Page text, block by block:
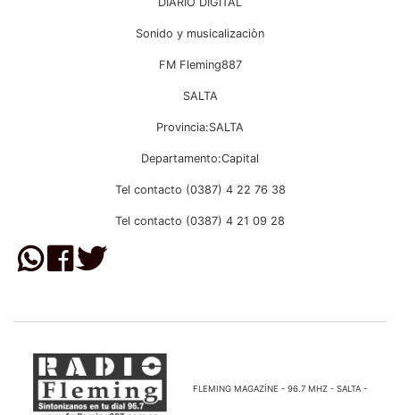
Sonido y musicalizaciòn
FM Fleming887
SALTA
Provincia:SALTA
Departamento:Capital
Tel contacto (0387) 4 22 76 38
Tel contacto (0387) 4 21 09 28
FLEMING MAGAZÍNE - 96.7 MHZ - SALTA -